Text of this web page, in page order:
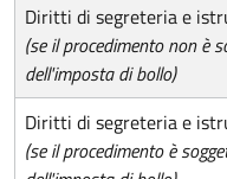
Diritti di segreteria e
(se il procedimento non è
dell'imposta di bollo)
Diritti di segreteria e
(se il procedimento è